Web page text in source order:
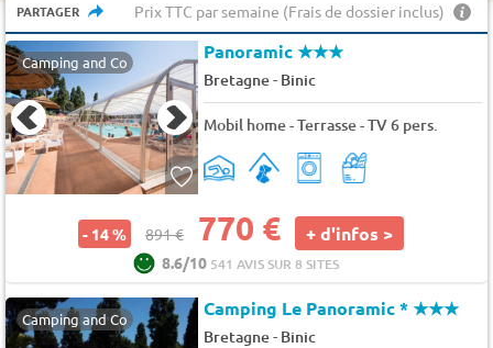
PARTAGER Prix TTC par semaine (Frais de dossier inclus)
Camping and Co Panoramic★★★
Bretagne- Binic
Mobil home - Terrasse - TV 6 pers.
- 14 % 891 € 770 € + d'infos >
8.6/10 541 AVIS SUR 8 SITES
Camping and Co Camping Le Panoramic *★★★
Bretagne- Binic